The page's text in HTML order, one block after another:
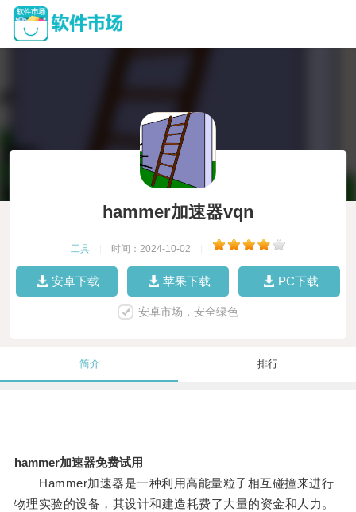
hammer加速器vqn
工具 时间：2024-10-02
安卓下载 苹果下载 PC下载
安卓市场，安全绿色
简介 排行
hammer加速器免费试用
Hammer加速器是一种利用高能量粒子相互碰撞来进行
物理实验的设备，其设计和建造耗费了大量的资金和人力。